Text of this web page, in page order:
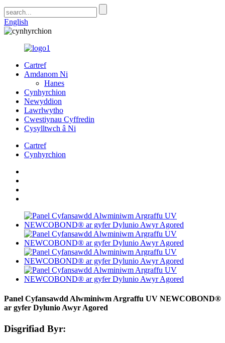
English
Cartref
Amdanom Ni
Hanes
Cynhyrchion
Newyddion
Lawrlwytho
Cwestiynau Cyffredin
Cysylltwch â Ni
Cartref
Cynhyrchion
Panel Cyfansawdd Alwminiwm Argraffu UV NEWCOBOND®
ar gyfer Dylunio Awyr Agored
Disgrifiad Byr: